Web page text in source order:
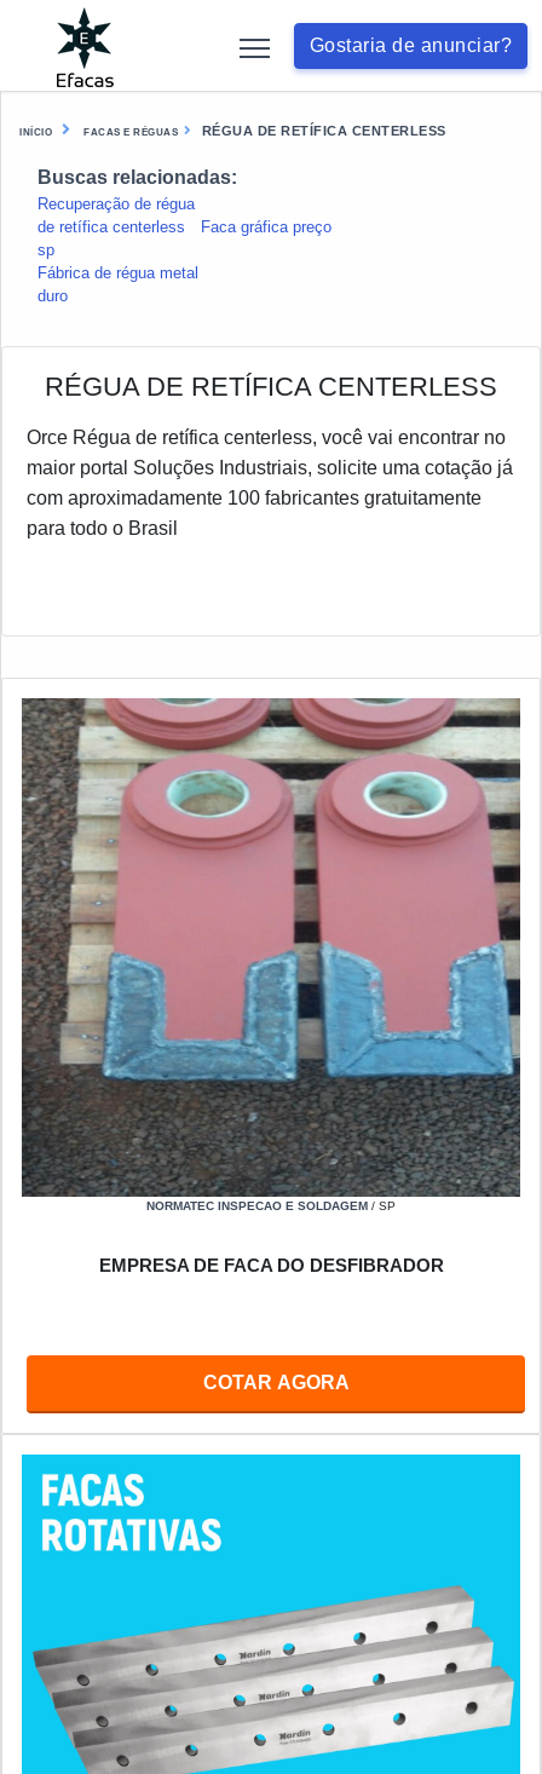
Gostaria de anunciar?
INÍCIO FACAS E RÉGUAS RÉGUA DE RETÍFICA CENTERLESS
Buscas relacionadas:
Recuperação de régua
de retífica centerless
sp
Faca gráfica preço
Fábrica de régua metal
duro
RÉGUA DE RETÍFICA CENTERLESS
Orce Régua de retífica centerless, você vai encontrar no
maior portal Soluções Industriais, solicite uma cotação já
com aproximadamente 100 fabricantes gratuitamente
para todo o Brasil
NORMATEC INSPECAO E SOLDAGEM / SP
EMPRESA DE FACA DO DESFIBRADOR
COTAR AGORA